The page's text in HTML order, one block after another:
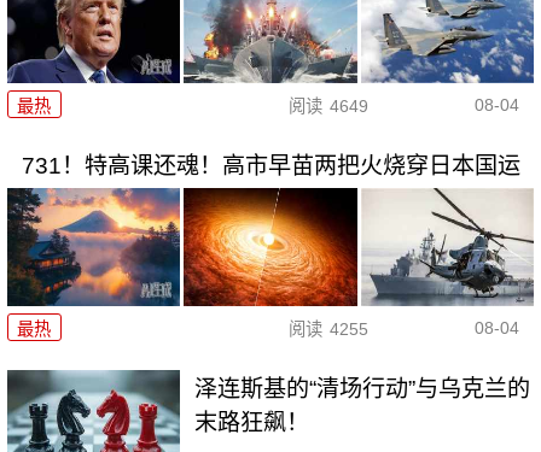
最热 阅读 4649 08-04
731！特高课还魂！高市早苗两把火烧穿日本国运
最热 阅读 4255 08-04
泽连斯基的“清场行动”与乌克兰的
末路狂飙！